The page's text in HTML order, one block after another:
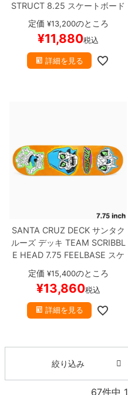
STRUCT 8.25 スケートボード
定価 ¥13,200のところ
¥11,880税込
詳細を見る
SANTA CRUZ DECKサンタク
ルーズデッキ TEAM SCRIBBL
E HEAD 7.75 FEELBASE スケ
ートボード スケボー
定価 ¥15,400のところ
¥13,860税込
詳細を見る
絞り込み
67件中 1